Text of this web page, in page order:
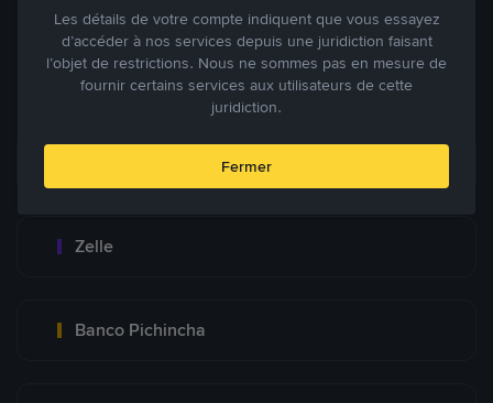
Blog P2P Voir plus
Principaux modes de paiement
Zelle
Banco Pichincha
Les détails de votre compte indiquent que vous essayez
d’accéder à nos services depuis une juridiction faisant
l’objet de restrictions. Nous ne sommes pas en mesure de
fournir certains services aux utilisateurs de cette
juridiction.
Fermer